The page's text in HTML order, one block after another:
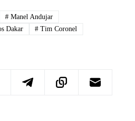
# Manel Andujar
Dakar # Tim Coronel